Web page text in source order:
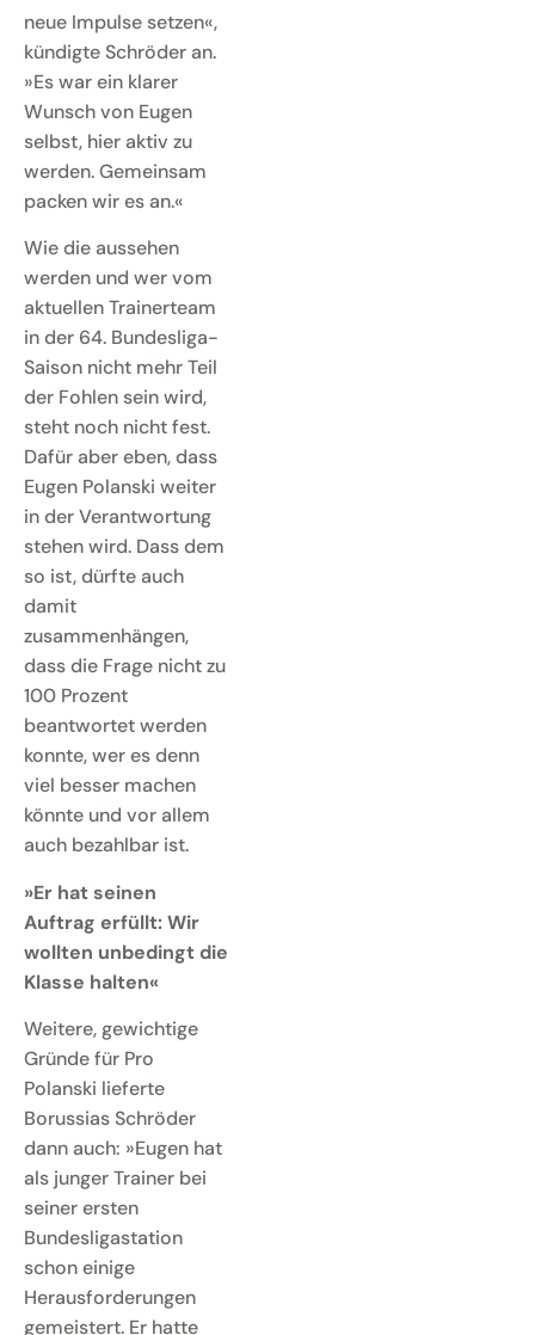
neue Impulse setzen«,
kündigte Schröder an.
»Es war ein klarer
Wunsch von Eugen
selbst, hier aktiv zu
werden. Gemeinsam
packen wir es an.«
Wie die aussehen
werden und wer vom
aktuellen Trainerteam
in der 64. Bundesliga-
Saison nicht mehr Teil
der Fohlen sein wird,
steht noch nicht fest.
Dafür aber eben, dass
Eugen Polanski weiter
in der Verantwortung
stehen wird. Dass dem
so ist, dürfte auch
damit
zusammenhängen,
dass die Frage nicht zu
100 Prozent
beantwortet werden
konnte, wer es denn
viel besser machen
könnte und vor allem
auch bezahlbar ist.
»Er hat seinen
Auftrag erfüllt: Wir
wollten unbedingt die
Klasse halten«
Weitere, gewichtige
Gründe für Pro
Polanski lieferte
Borussias Schröder
dann auch: »Eugen hat
als junger Trainer bei
seiner ersten
Bundesligastation
schon einige
Herausforderungen
gemeistert. Er hatte